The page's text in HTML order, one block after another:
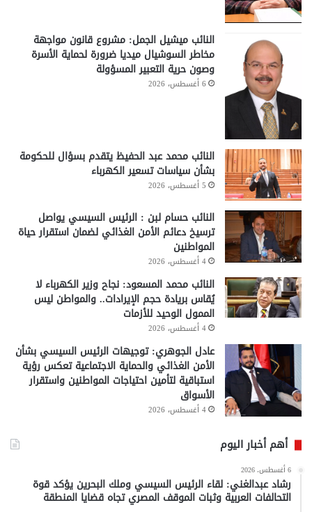
النائب ميشيل الجمل: مشروع قانون مواجهة
مخاطر السوشيال ميديا ضرورة لحماية الأسرة
وصون حرية التعبير المسؤولة
6 أغسطس، 2026
النائب محمد عبد الحفيظ يتقدم بسؤال للحكومة
بشأن سياسات تسعير الكهرباء
5 أغسطس، 2026
النائب حسام لبن : الرئيس السيسي يواصل
ترسيخ دعائم الأمن الغذائي لضمان استقرار حياة
المواطنين
4 أغسطس، 2026
النائب محمد المسعود: نجاح وزير الكهرباء لا
يُقاس بريادة حجم الإيرادات.. والمواطن ليس
الممول الوحيد للأزمات
4 أغسطس، 2026
عادل الجوهري: توجيهات الرئيس السيسي بشأن
الأمن الغذائي والحماية الاجتماعية تعكس رؤية
استباقية لتأمين احتياجات المواطنين واستقرار
الأسواق
4 أغسطس، 2026
أهم أخبار اليوم
6 أغسطس، 2026
رشاد عبدالغني: لقاء الرئيس السيسي وملك البحرين يؤكد قوة
التحالفات العربية وثبات الموقف المصري تجاه قضايا المنطقة